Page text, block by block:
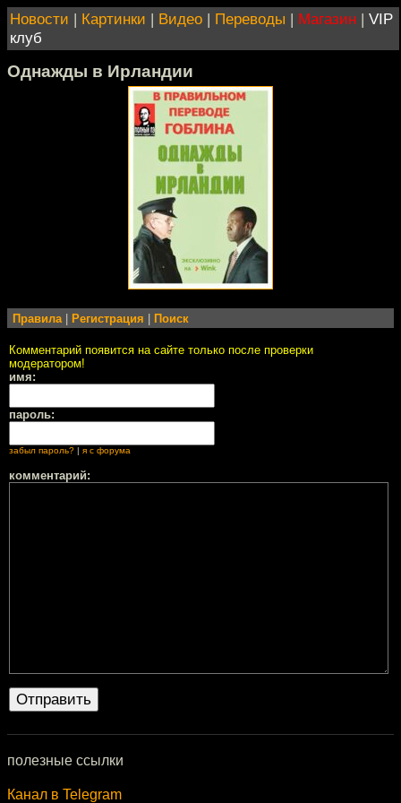
Новости | Картинки | Видео | Переводы | Магазин | VIP
клуб
Однажды в Ирландии
Правила Регистрация Поиск
Комментарий появится на сайте только после проверки
модератором!
имя:
пароль:
забыл пароль? | я с форума
комментарий:
полезные ссылки
Канал в Telegram